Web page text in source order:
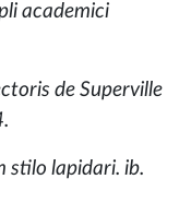
academici
de Superville
stilo lapidari. ib.